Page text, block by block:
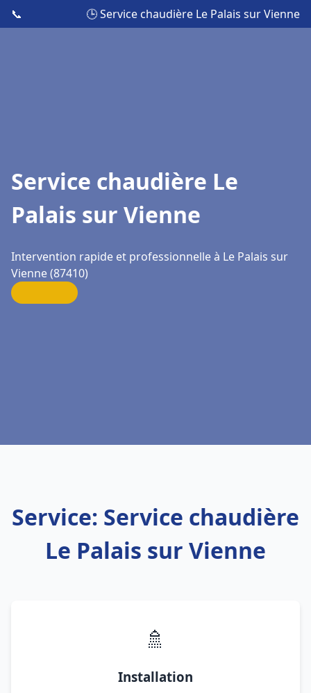
📞 🕒 Service chaudière Le Palais sur Vienne
Service chaudière Le
Palais sur Vienne
Intervention rapide et professionnelle à Le Palais sur
Vienne (87410)
Service: Service chaudière
Le Palais sur Vienne
🚿
Installation